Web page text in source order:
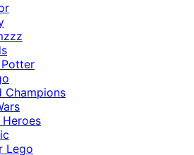
Champions
Heroes
Lego